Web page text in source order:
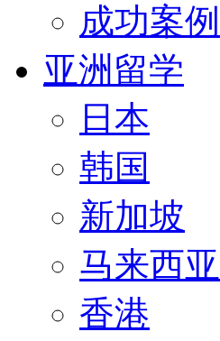
成功案例
亚洲留学
日本
韩国
新加坡
马来西亚
香港